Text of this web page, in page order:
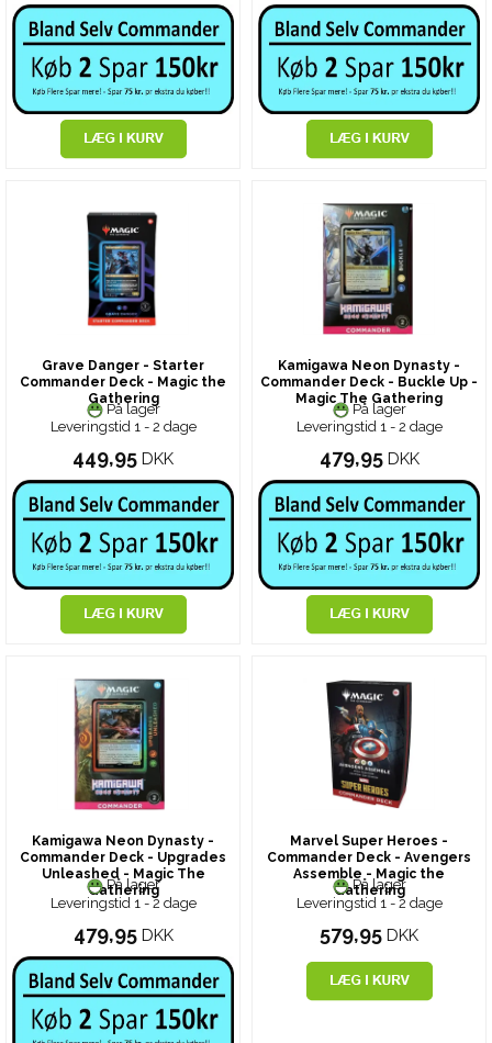
Grave Danger - Starter
Commander Deck - Magic the
Gathering
På lager
Leveringstid 1 - 2 dage
449,95 DKK
Kamigawa Neon Dynasty -
Commander Deck - Buckle Up -
Magic The Gathering
På lager
Leveringstid 1 - 2 dage
479,95 DKK
Kamigawa Neon Dynasty -
Commander Deck - Upgrades
Unleashed - Magic The
Gathering
På lager
Leveringstid 1 - 2 dage
479,95 DKK
Marvel Super Heroes -
Commander Deck - Avengers
Assemble - Magic the
Gathering
På lager
Leveringstid 1 - 2 dage
579,95 DKK